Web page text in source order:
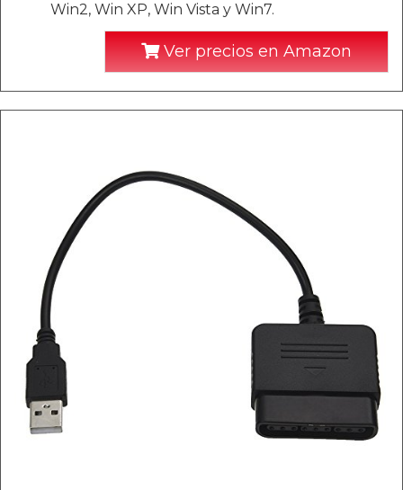
Win2, Win XP, Win Vista y Win7.
Ver precios en Amazon